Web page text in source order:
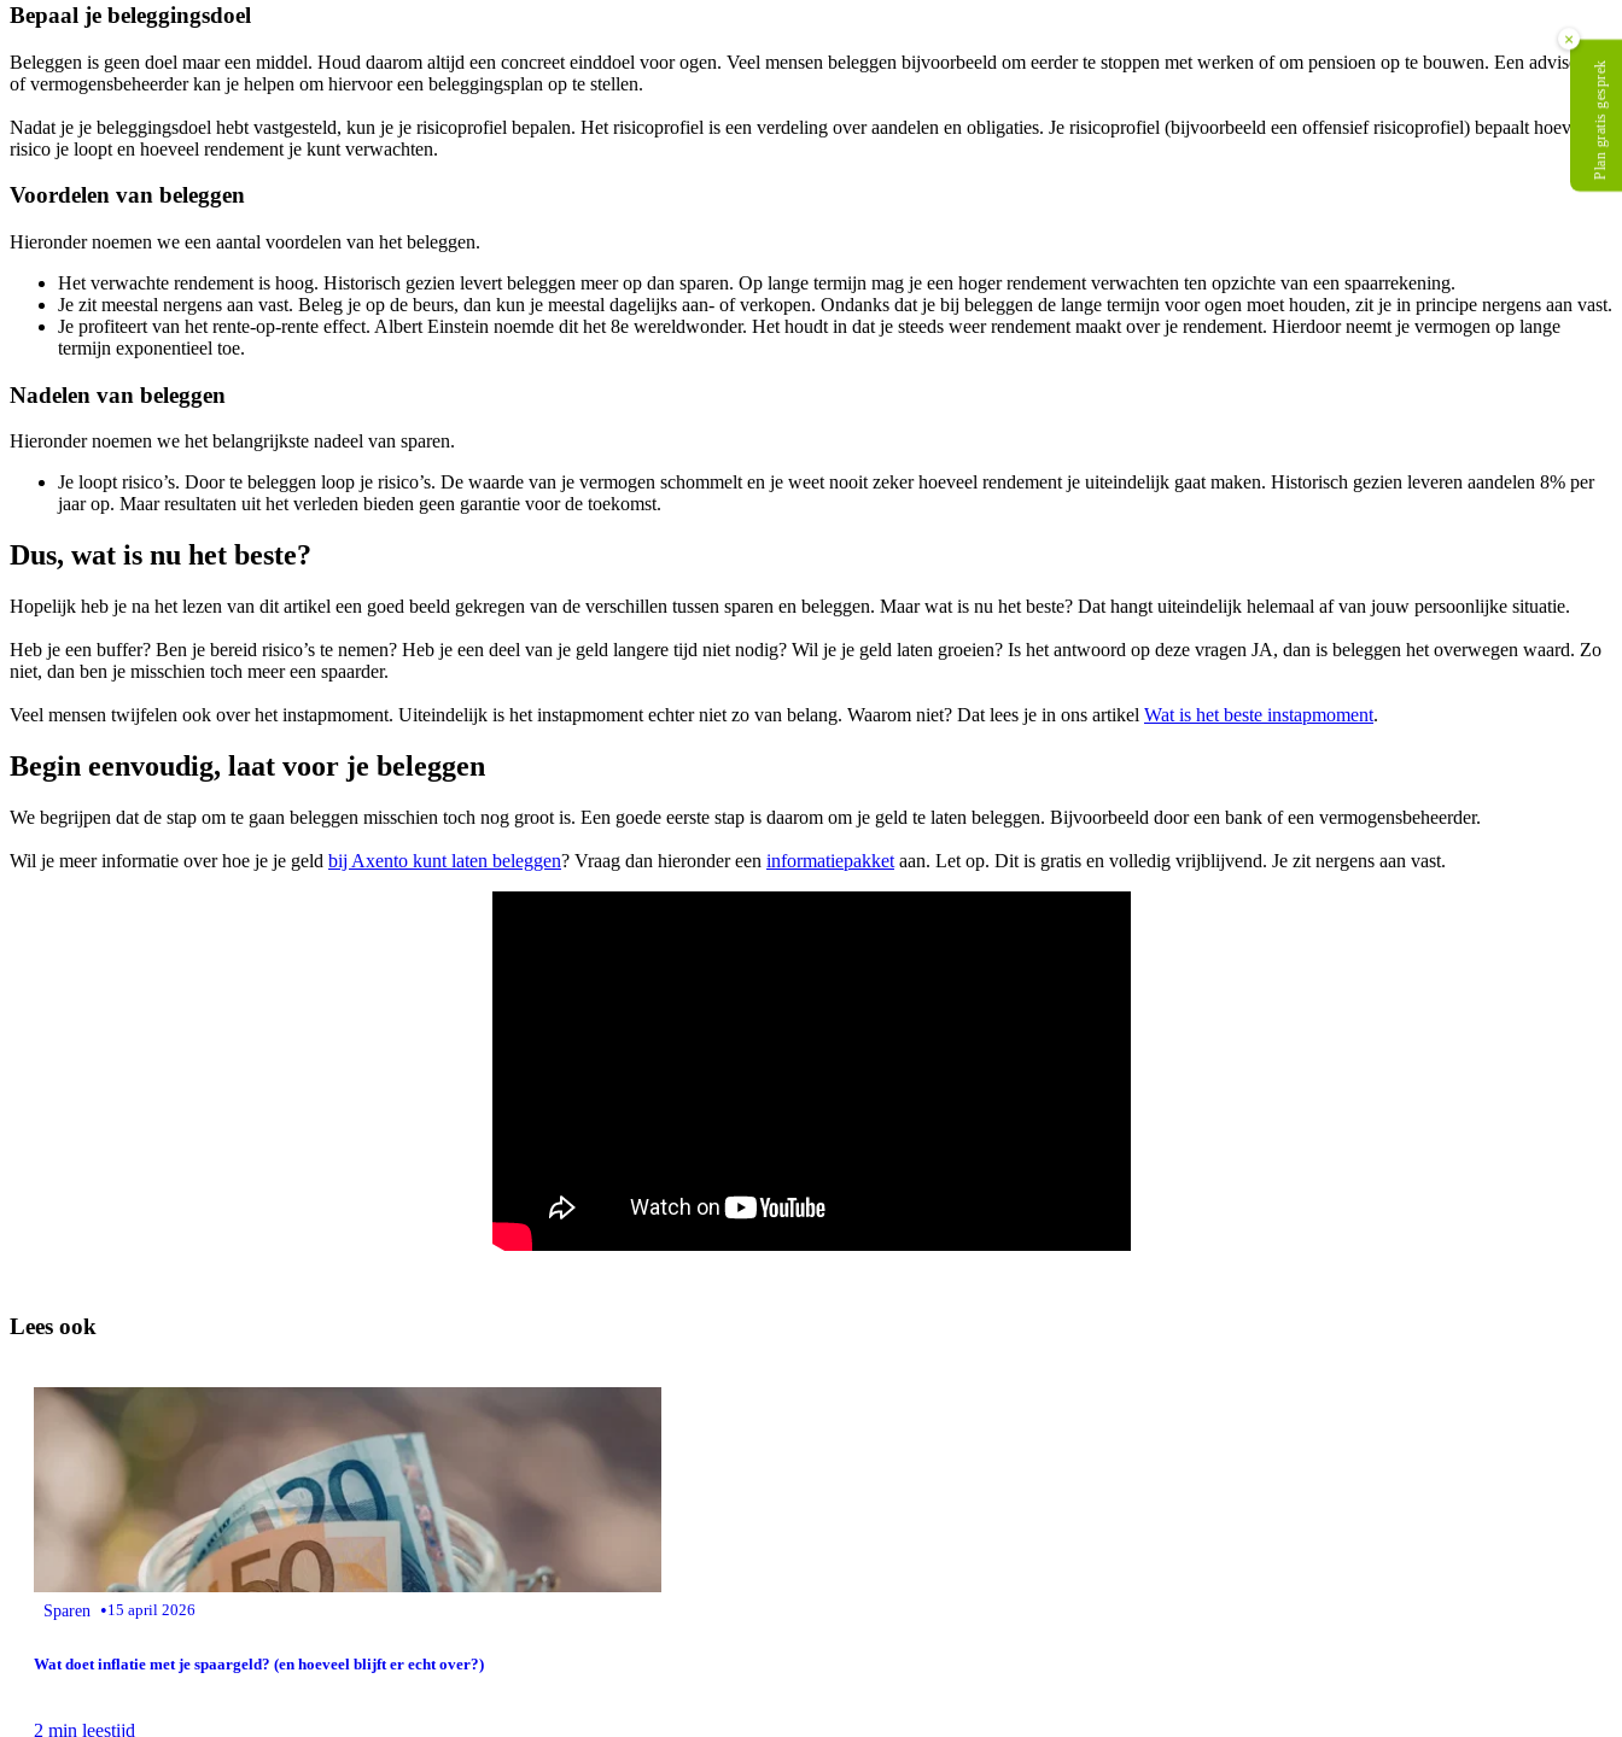
Bepaal je beleggingsdoel
Beleggen is geen doel maar een middel. Houd daarom altijd een concreet einddoel voor ogen. Veel mensen beleggen bijvoorbeeld om eerder te stoppen met werken of om pensioen op te bouwen. Een adviseur
of vermogensbeheerder kan je helpen om hiervoor een beleggingsplan op te stellen.
Nadat je je beleggingsdoel hebt vastgesteld, kun je je risicoprofiel bepalen. Het risicoprofiel is een verdeling over aandelen en obligaties. Je risicoprofiel (bijvoorbeeld een offensief risicoprofiel) bepaalt hoeveel
risico je loopt en hoeveel rendement je kunt verwachten.
Voordelen van beleggen
Hieronder noemen we een aantal voordelen van het beleggen.
Het verwachte rendement is hoog. Historisch gezien levert beleggen meer op dan sparen. Op lange termijn mag je een hoger rendement verwachten ten opzichte van een spaarrekening.
Je zit meestal nergens aan vast. Beleg je op de beurs, dan kun je meestal dagelijks aan- of verkopen. Ondanks dat je bij beleggen de lange termijn voor ogen moet houden, zit je in principe nergens aan vast.
Je profiteert van het rente-op-rente effect. Albert Einstein noemde dit het 8e wereldwonder. Het houdt in dat je steeds weer rendement maakt over je rendement. Hierdoor neemt je vermogen op lange
termijn exponentieel toe.
Nadelen van beleggen
Hieronder noemen we het belangrijkste nadeel van sparen.
Je loopt risico’s. Door te beleggen loop je risico’s. De waarde van je vermogen schommelt en je weet nooit zeker hoeveel rendement je uiteindelijk gaat maken. Historisch gezien leveren aandelen 8% per
jaar op. Maar resultaten uit het verleden bieden geen garantie voor de toekomst.
Dus, wat is nu het beste?
Hopelijk heb je na het lezen van dit artikel een goed beeld gekregen van de verschillen tussen sparen en beleggen. Maar wat is nu het beste? Dat hangt uiteindelijk helemaal af van jouw persoonlijke situatie.
Heb je een buffer? Ben je bereid risico’s te nemen? Heb je een deel van je geld langere tijd niet nodig? Wil je je geld laten groeien? Is het antwoord op deze vragen JA, dan is beleggen het overwegen waard. Zo
niet, dan ben je misschien toch meer een spaarder.
Veel mensen twijfelen ook over het instapmoment. Uiteindelijk is het instapmoment echter niet zo van belang. Waarom niet? Dat lees je in ons artikel Wat is het beste instapmoment.
Begin eenvoudig, laat voor je beleggen
We begrijpen dat de stap om te gaan beleggen misschien toch nog groot is. Een goede eerste stap is daarom om je geld te laten beleggen. Bijvoorbeeld door een bank of een vermogensbeheerder.
Wil je meer informatie over hoe je je geld bij Axento kunt laten beleggen? Vraag dan hieronder een informatiepakket aan. Let op. Dit is gratis en volledig vrijblijvend. Je zit nergens aan vast.
Lees ook
Sparen •15 april 2026
Wat doet inflatie met je spaargeld? (en hoeveel blijft er echt over?)
2 min leestijd
×
Plan gratis gesprek